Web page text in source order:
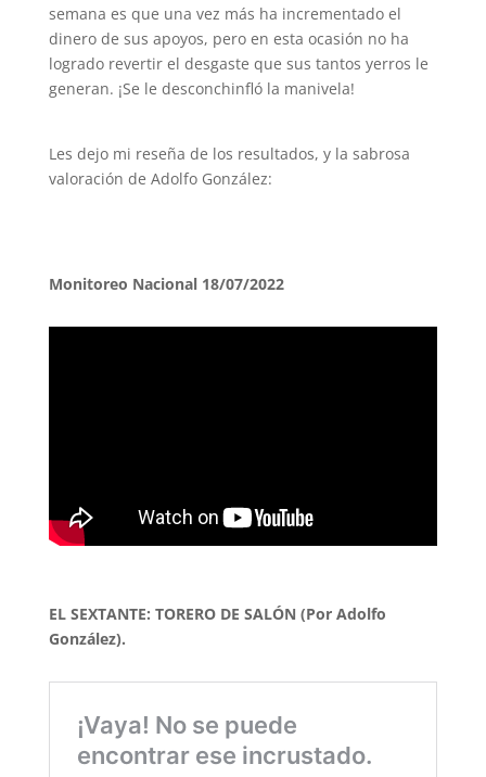
semana es que una vez más ha incrementado el
dinero de sus apoyos, pero en esta ocasión no ha
logrado revertir el desgaste que sus tantos yerros le
generan. ¡Se le desconchinfló la manivela!
Les dejo mi reseña de los resultados, y la sabrosa
valoración de Adolfo González:
Monitoreo Nacional 18/07/2022
EL SEXTANTE: TORERO DE SALÓN (Por Adolfo
González).